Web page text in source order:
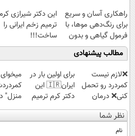
راهکاری آسان و سریع
برای رنگ‌دهی موها، با
فرمول گیاهی و بدون
آمونیاک
این دکتر شیرازی
ترمیم زخم ایرانی را
ساخت!!!
مطالب پیشنهادی
❌لازم نیست
کمردرد رو تحمل
کنی❌ درمان
بدون جراحی و
قرص
(پرسشنامه)
برای اولین بار در
ایران🇮🇷 این
دکتر کرم ترمیم
کننده 23 روزه
ساخت!
میخوای
منزل"
کنی؟
نظر شما
نام